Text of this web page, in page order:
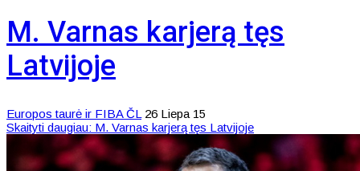
M. Varnas karjerą tęs
Latvijoje
Europos taurė ir FIBA ČL 26 Liepa 15
Skaityti daugiau: M. Varnas karjerą tęs Latvijoje